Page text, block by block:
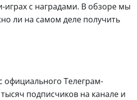
играх с наградами. В обзоре мы
ли на самом деле получить
официального Телеграм-
подписчиков на канале и